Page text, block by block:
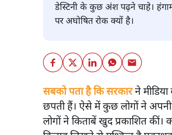
डेस्टिनी के कुछ अंश पढ़ने चाहे।
पर अघोषित रोक क्यों है।
सबको पता है कि सरकारने
छपती हैं। ऐसे में कुछ लोगों ने अपनी
लोगों ने किताबें खुद प्रकाशित